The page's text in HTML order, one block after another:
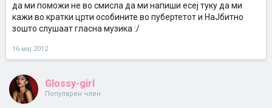
да ми поможи не во смисла да ми напиши есеј туку да ми
кажи во кратки црти особините во пубертетот и НаЈбитно
зошто слушаат гласна музика :/
16 мај 2012
Glossy-girl
Популарен член